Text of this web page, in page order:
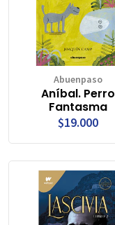
Abuenpaso
Aníbal. Perro
Fantasma
$19.000